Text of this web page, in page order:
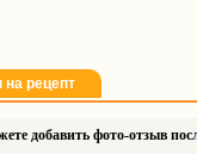
рецепт
добавить фото-отзыв